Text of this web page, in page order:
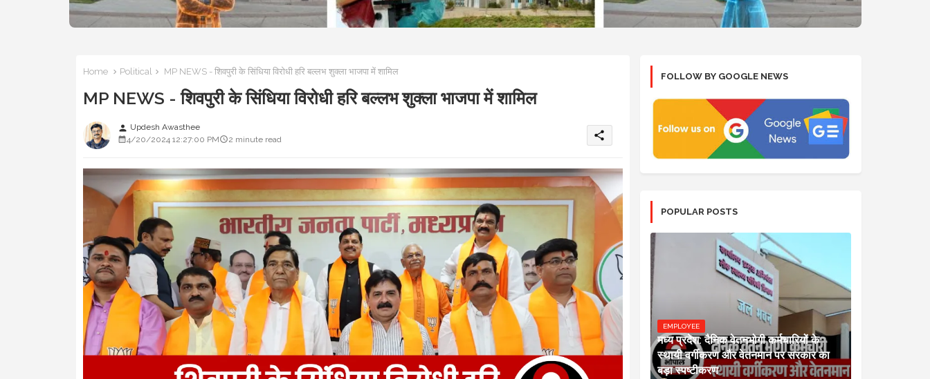
Home Political MP NEWS - शिवपुरी के सिंधिया विरोधी हरि बल्लभ शुक्ला भाजपा में शामिल
MP NEWS - शिवपुरी के सिंधिया विरोधी हरि बल्लभ शुक्ला भाजपा में शामिल
person Updesh Awasthee
4/20/2024 12:27:00 PM
2 minute read share
FOLLOW BY GOOGLE NEWS
POPULAR POSTS
EMPLOYEE
मध्य प्रदेश: दैनिक वेतनभोगी कर्मचारियों के
स्थायी वर्गीकरण और वेतनमान पर सरकार का
बड़ा स्पष्टीकरण